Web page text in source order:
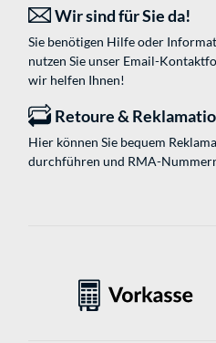
Wir sind für Sie da!
Sie benötigen Hilfe oder
nutzen Sie unser Email-
wir helfen Ihnen!
Retoure &
Hier können Sie bequem
durchführen und RMA-